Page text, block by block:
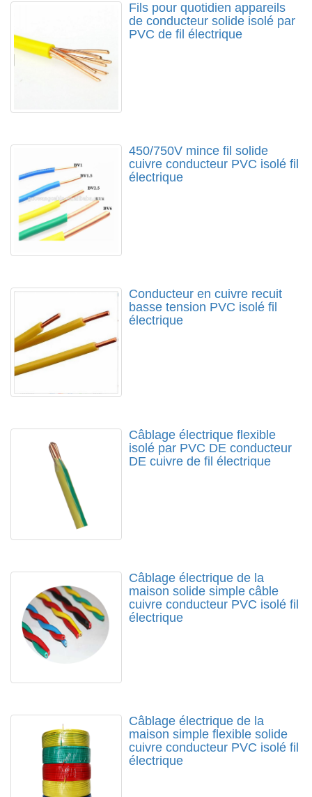
Fils pour quotidien appareils
de conducteur solide isolé par
PVC de fil électrique
450/750V mince fil solide
cuivre conducteur PVC isolé fil
électrique
Conducteur en cuivre recuit
basse tension PVC isolé fil
électrique
Câblage électrique flexible
isolé par PVC DE conducteur
DE cuivre de fil électrique
Câblage électrique de la
maison solide simple câble
cuivre conducteur PVC isolé fil
électrique
Câblage électrique de la
maison simple flexible solide
cuivre conducteur PVC isolé fil
électrique